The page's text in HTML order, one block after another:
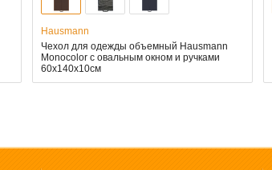
Hausmann
Чехол для одежды объемный Hausmann
Monocolor с овальным окном и ручками
60x140x10см